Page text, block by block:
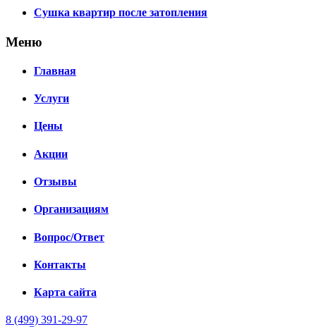
Сушка квартир после затопления
Меню
Главная
Услуги
Цены
Акции
Отзывы
Организациям
Вопрос/Ответ
Контакты
Карта сайта
8 (499) 391-29-97